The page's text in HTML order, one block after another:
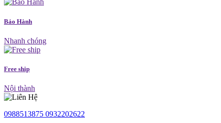
Bảo Hành
Nhanh chóng
Free ship
Nội thành
0988513875 0932202622